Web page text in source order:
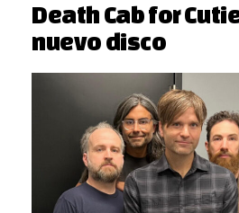
Death Cab for
nuevo disco